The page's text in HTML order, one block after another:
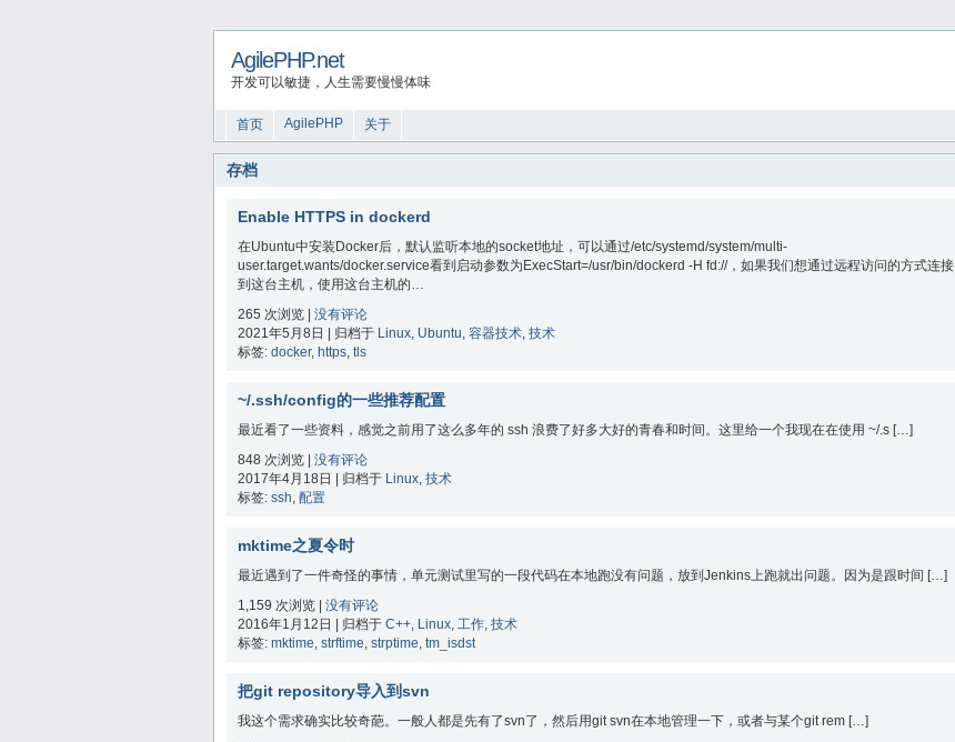
AgilePHP.net
开发可以敏捷，人生需要慢慢体味
首页 AgilePHP 关于
存档
Enable HTTPS in dockerd
在Ubuntu中安装Docker后，默认监听本地的socket地址，可以通过/etc/systemd/system/multi-
user.target.wants/docker.service看到启动参数为ExecStart=/usr/bin/dockerd -H fd://，如果我们想通过远程访问的方式连接
到这台主机，使用这台主机的…
265 次浏览 | 没有评论
2021年5月8日 | 归档于 Linux, Ubuntu, 容器技术, 技术
标签: docker, https, tls
~/.ssh/config的一些推荐配置
最近看了一些资料，感觉之前用了这么多年的 ssh 浪费了好多大好的青春和时间。这里给一个我现在在使用 ~/.s […]
848 次浏览 | 没有评论
2017年4月18日 | 归档于 Linux, 技术
标签: ssh, 配置
mktime之夏令时
最近遇到了一件奇怪的事情，单元测试里写的一段代码在本地跑没有问题，放到Jenkins上跑就出问题。因为是跟时间 […]
1,159 次浏览 | 没有评论
2016年1月12日 | 归档于 C++, Linux, 工作, 技术
标签: mktime, strftime, strptime, tm_isdst
把git repository导入到svn
我这个需求确实比较奇葩。一般人都是先有了svn了，然后用git svn在本地管理一下，或者与某个git rem […]